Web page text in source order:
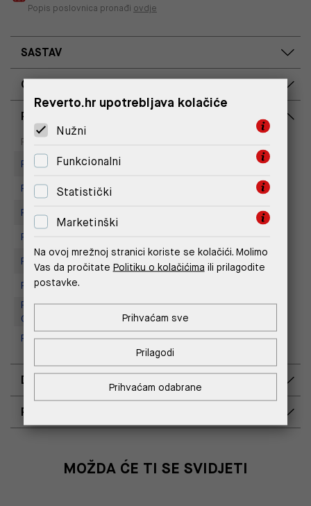
Popis poslovnica pronađi ovdje
SASTAV
OPIS PROIZVODA
RASPOLOŽIVOST PO POSLOVNICAMA
Poslovnica
Replay Store, City Center One
Replay Store, Supernova Zadar
Replay store, Arena centar
Replay Store, Joker Centar
Replay Store, Mall of Split
Replay store, Tower Centar
Replay Outlet Store, Designer
Outlet Croatia
Replay Outlet Store, Split
DOSTAVA
POVRAT I ZAMJENA
MOŽDA ĆE TI SE SVIDJETI
Reverto.hr upotrebljava kolačiće
Nužni
Funkcionalni
Statistički
Marketinški
Na ovoj mrežnoj stranici koriste se kolačići. Molimo
Vas da pročitate Politiku o kolačićima ili prilagodite
postavke.
Prihvaćam odabrane
Prilagodi
Prihvaćam sve